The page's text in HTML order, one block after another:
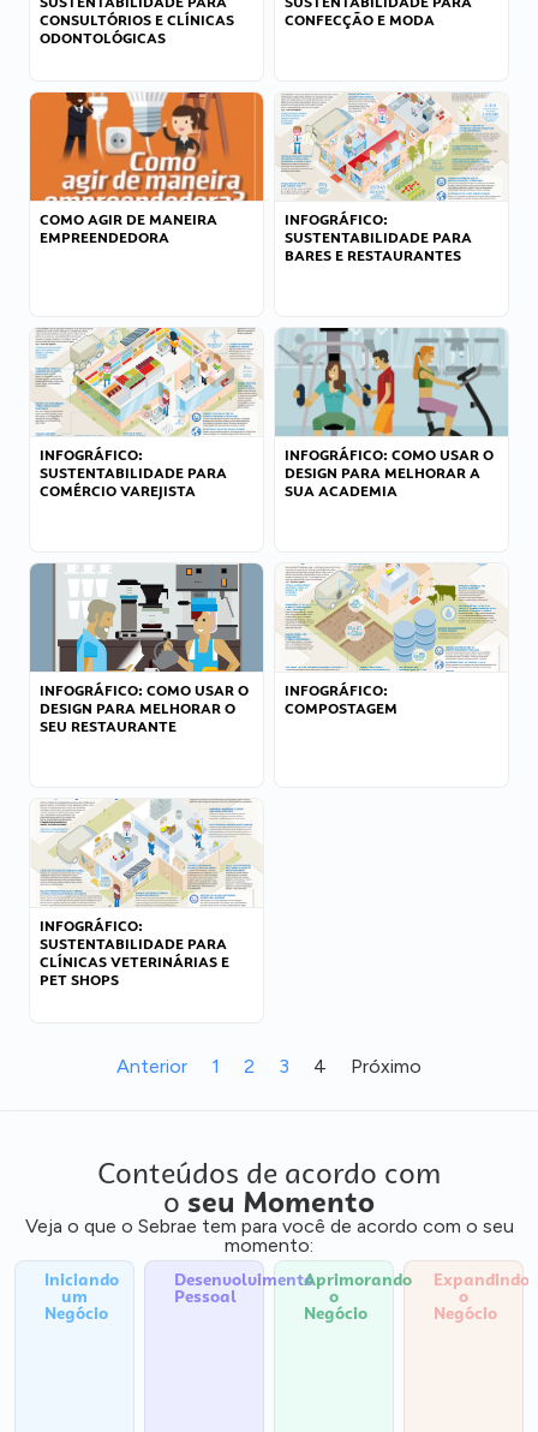
CONSULTÓRIOS E CLÍNICAS
ODONTOLÓGICAS
CONFECÇÃO E MODA
COMO AGIR DE MANEIRA
EMPREENDEDORA
INFOGRÁFICO:
SUSTENTABILIDADE PARA
BARES E RESTAURANTES
INFOGRÁFICO:
SUSTENTABILIDADE PARA
COMÉRCIO VAREJISTA
INFOGRÁFICO: COMO USAR O
DESIGN PARA MELHORAR A
SUA ACADEMIA
INFOGRÁFICO: COMO USAR O
DESIGN PARA MELHORAR O
SEU RESTAURANTE
INFOGRÁFICO:
COMPOSTAGEM
INFOGRÁFICO:
SUSTENTABILIDADE PARA
CLÍNICAS VETERINÁRIAS E
PET SHOPS
Anterior 1 2 3 4 Próximo
Conteúdos de acordo com
o seu Momento
Veja o que o Sebrae tem para você de acordo com o seu
momento:
Iniciando
um
Negócio
Desenvolvimento
Pessoal
Aprimorando
o
Negócio
Expandindo
o
Negócio